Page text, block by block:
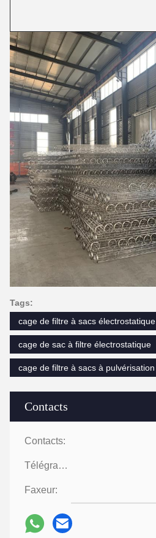
Contacts
Contacts:
Télégramme:
Faxeur:
Tags:
cage de filtre à sacs électrostatique
cage de sac à filtre électrostatique
cage de filtre à sacs à pulvérisation